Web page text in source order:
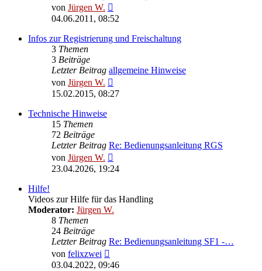
von Jürgen W.
Beitrag
04.06.2011, 08:52
Infos zur Registrierung und Freischaltung
3 Themen
3 Beiträge
Letzter Beitrag allgemeine Hinweise
von Jürgen W.
Beitrag
15.02.2015, 08:27
Technische Hinweise
15 Themen
72 Beiträge
Letzter Beitrag Re: Bedienungsanleitung RGS
von Jürgen W.
Beitrag
23.04.2026, 19:24
Hilfe!
Videos zur Hilfe für das Handling
Moderator: Jürgen W.
8 Themen
24 Beiträge
Letzter Beitrag Re: Bedienungsanleitung SF1 -…
von felixzwei
Beitrag
03.04.2022, 09:46